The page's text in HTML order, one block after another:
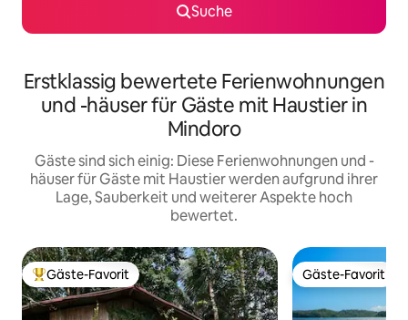
Suche
Erstklassig bewertete Ferienwohnungen
und -häuser für Gäste mit Haustier in
Mindoro
Gäste sind sich einig: Diese Ferienwohnungen und -
häuser für Gäste mit Haustier werden aufgrund ihrer
Lage, Sauberkeit und weiterer Aspekte hoch
bewertet.
Beliebter Gäste-Favorit.
Gäste-Favorit Gäste-Favorit
Gäste-Favorit